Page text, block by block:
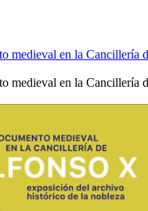
medieval en la Cancillería
medieval en la Cancillería